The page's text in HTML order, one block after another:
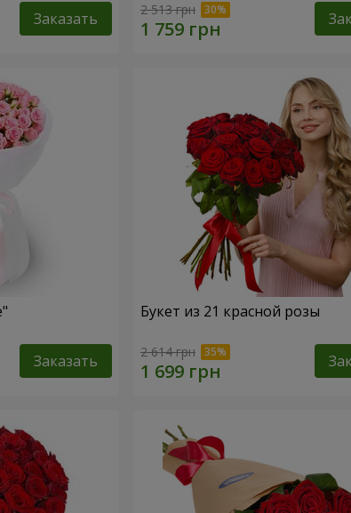
Заказать 2 513 грн
Заказать
Букет из 21 красной розы
2 614 грн